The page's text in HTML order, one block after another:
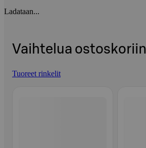
Ladataan...
Vaihtelua ostoskoriin
Tuoreet rinkelit